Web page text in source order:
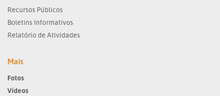
Recursos Públicos
Boletins Informativos
Relatório de Atividades
Mais
Fotos
Vídeos